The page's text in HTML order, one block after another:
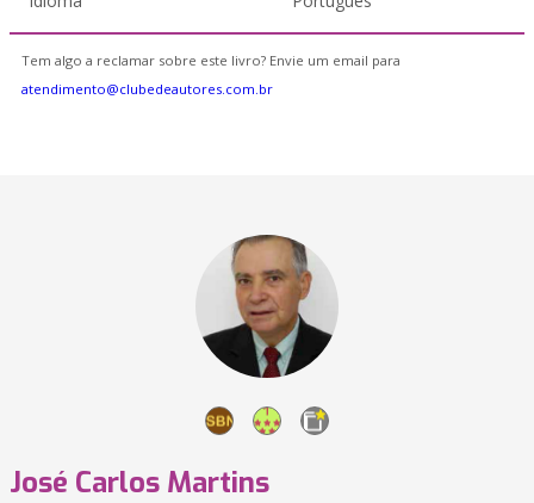
Tem algo a reclamar sobre este livro? Envie um email para
atendimento@clubedeautores.com.br
José Carlos Martins